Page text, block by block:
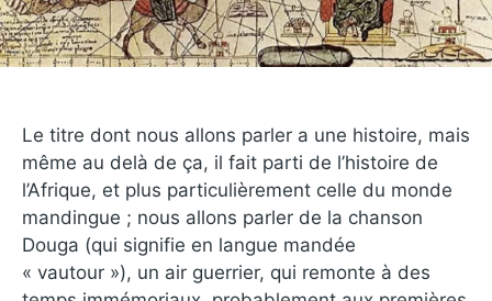
Le titre dont nous allons parler a une histoire, mais
même au delà de ça, il fait parti de l’histoire de
l’Afrique, et plus particulièrement celle du monde
mandingue ; nous allons parler de la chanson
Douga (qui signifie en langue mandée
« vautour »), un air guerrier, qui remonte à des